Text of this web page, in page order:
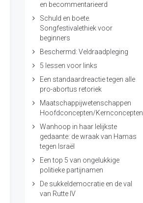
en becommentarieerd
Schuld en boete.
Songfestivalethiek voor
beginners
Beschermd: Veldraadpleging
5 lessen voor links
Een standaardreactie tegen alle
pro-abortus retoriek
Maatschappijwetenschappen
Hoofdconcepten/Kernconcepten
Wanhoop in haar lelijkste
gedaante: de wraak van Hamas
tegen Israël
Een top 5 van ongelukkige
politieke partijnamen
De sukkeldemocratie en de val
van Rutte IV